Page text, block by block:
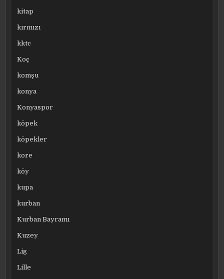
kitap
kırmızı
kktc
Koç
komşu
konya
Konyaspor
köpek
köpekler
kore
köy
kupa
kurban
Kurban Bayramı
Kuzey
Lig
Lille